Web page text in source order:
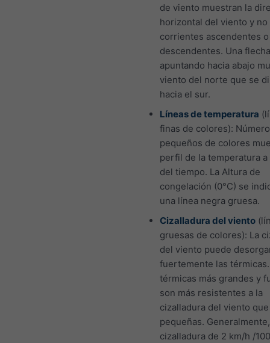
de viento muestran la
horizontal del viento y no
corrientes ascendentes o
descendentes. Una flecha
apuntando hacia abajo
viento del norte que se
hacia el sur.
Líneas de temperatura
finas de colores):
pequeños de colores
perfil de la temperatura
del tiempo. La Altura de
congelación (0°C) se
una línea negra gruesa.
Cizalladura del viento
gruesas de colores): La
del viento puede
fuertemente las
térmicas más grandes y
son más resistentes a la
cizalladura del viento
pequeñas.
cizalladura de 2 km/h /